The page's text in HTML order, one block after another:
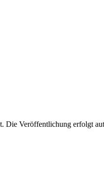
Veröffentlichung erfolgt